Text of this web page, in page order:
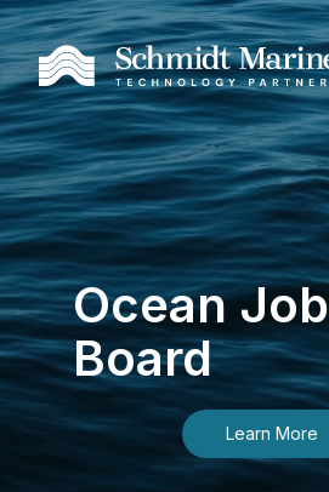
Ocean Job
Board
Learn More